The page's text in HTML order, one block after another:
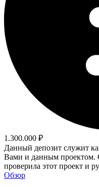
1.300.000 ₽
Данный депозит служит
Вами и данным проектом.
проверила этот проект и
Обзор